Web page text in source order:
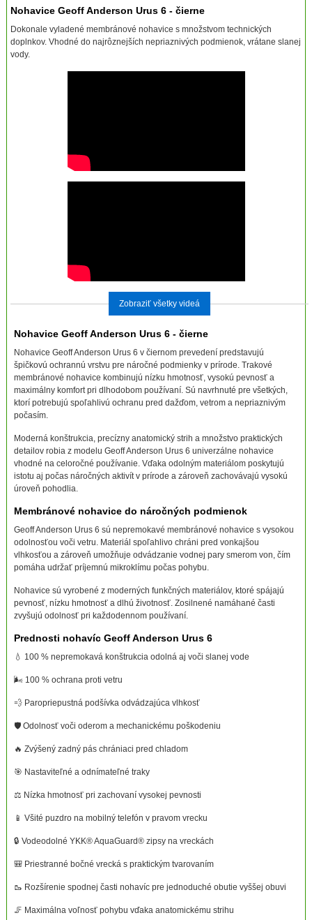
Nohavice Geoff Anderson Urus 6 - čierne
Dokonale vyladené membránové nohavice s množstvom technických
doplnkov. Vhodné do najrôznejších nepriaznivých podmienok, vrátane slanej
vody.
Zobraziť všetky videá
Nohavice Geoff Anderson Urus 6 - čierne
Nohavice Geoff Anderson Urus 6 v čiernom prevedení predstavujú
špičkovú ochrannú vrstvu pre náročné podmienky v prírode. Trakové
membránové nohavice kombinujú nízku hmotnosť, vysokú pevnosť a
maximálny komfort pri dlhodobom používaní. Sú navrhnuté pre všetkých,
ktorí potrebujú spoľahlivú ochranu pred dažďom, vetrom a nepriaznivým
počasím.
Moderná konštrukcia, precízny anatomický strih a množstvo praktických
detailov robia z modelu Geoff Anderson Urus 6 univerzálne nohavice
vhodné na celoročné používanie. Vďaka odolným materiálom poskytujú
istotu aj počas náročných aktivít v prírode a zároveň zachovávajú vysokú
úroveň pohodlia.
Membránové nohavice do náročných podmienok
Geoff Anderson Urus 6 sú nepremokavé membránové nohavice s vysokou
odolnosťou voči vetru. Materiál spoľahlivo chráni pred vonkajšou
vlhkosťou a zároveň umožňuje odvádzanie vodnej pary smerom von, čím
pomáha udržať príjemnú mikroklímu počas pohybu.
Nohavice sú vyrobené z moderných funkčných materiálov, ktoré spájajú
pevnosť, nízku hmotnosť a dlhú životnosť. Zosilnené namáhané časti
zvyšujú odolnosť pri každodennom používaní.
Prednosti nohavíc Geoff Anderson Urus 6
💧 100 % nepremokavá konštrukcia odolná aj voči slanej vode
🌬️ 100 % ochrana proti vetru
💨 Paropriepustná podšívka odvádzajúca vlhkosť
🛡️ Odolnosť voči oderom a mechanickému poškodeniu
🔥 Zvýšený zadný pás chrániaci pred chladom
🎯 Nastaviteľné a odnímateľné traky
⚖️ Nízka hmotnosť pri zachovaní vysokej pevnosti
📱 Všité puzdro na mobilný telefón v pravom vrecku
🔒 Vodeodolné YKK® AquaGuard® zipsy na vreckách
🎒 Priestranné bočné vrecká s praktickým tvarovaním
🥾 Rozšírenie spodnej časti nohavíc pre jednoduché obutie vyššej obuvi
🦵 Maximálna voľnosť pohybu vďaka anatomickému strihu